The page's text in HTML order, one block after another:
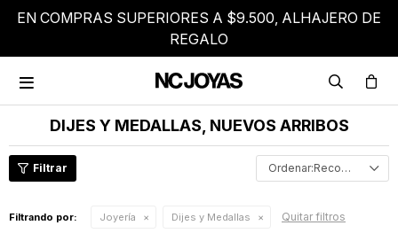
EN COMPRAS SUPERIORES A $9.500, ALHAJERO DE
REGALO

DIJES Y MEDALLAS, NUEVOS ARRIBOS
Recomendados
Filtrando por: Joyería Dijes y Medallas Quitar filtros